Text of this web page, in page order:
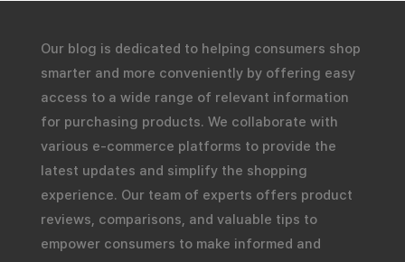
Our blog is dedicated to helping consumers shop
smarter and more conveniently by offering easy
access to a wide range of relevant information
for purchasing products. We collaborate with
various e-commerce platforms to provide the
latest updates and simplify the shopping
experience. Our team of experts offers product
reviews, comparisons, and valuable tips to
empower consumers to make informed and